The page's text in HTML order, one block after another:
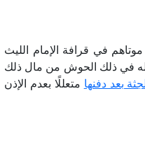
في قرافة الإمام الليث
له في ذلك الحوش من مال ذلك
بعد دفنها متعللًا بعدم الإذن